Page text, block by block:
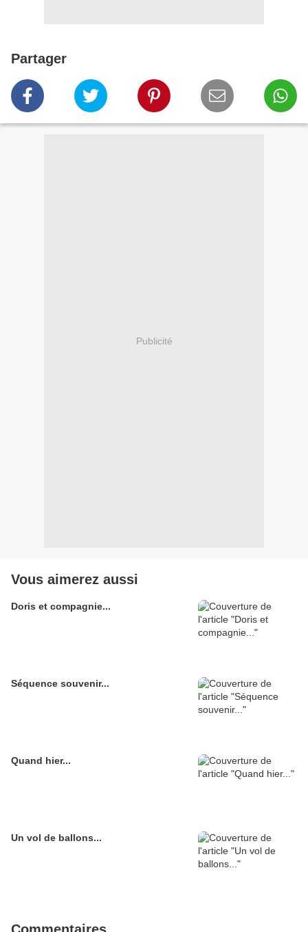
Partager
Publicité
Vous aimerez aussi
Doris et compagnie...
Séquence souvenir...
Quand hier...
Un vol de ballons...